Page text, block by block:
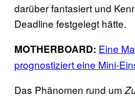
darüber fantasiert und
Deadline festgelegt hätte.
MOTHERBOARD: Eine
prognostiziert eine Mini-
Das Phänomen rund um